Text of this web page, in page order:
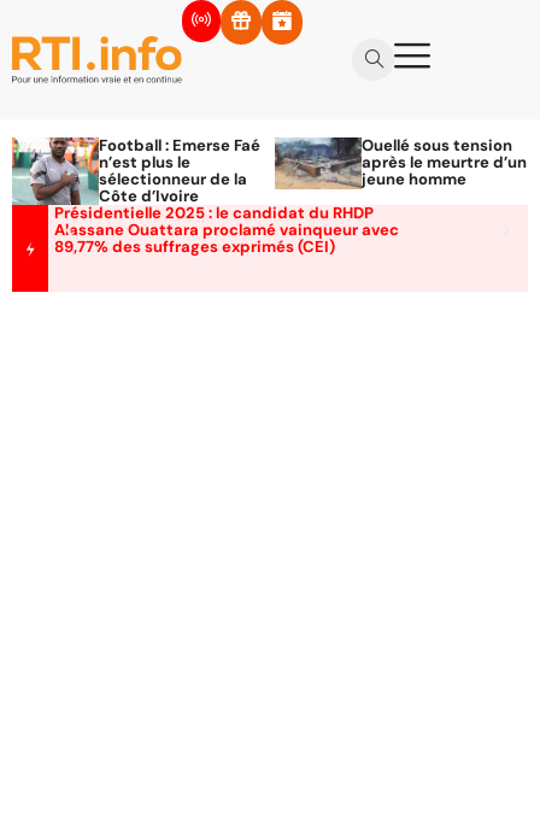
Football : Emerse Faé
n’est plus le
sélectionneur de la
Côte d’Ivoire
Ouellé sous tension
après le meurtre d’un
jeune homme
Présidentielle 2025 : le candidat du RHDP
Alassane Ouattara proclamé vainqueur avec
89,77% des suffrages exprimés (CEI)